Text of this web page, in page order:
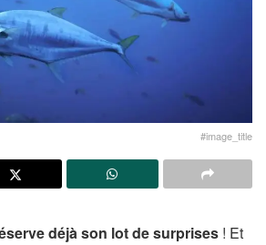
#image_title
déjà son lot de surprises ! Et